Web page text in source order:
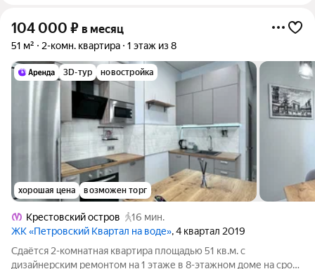
104 000 ₽ в месяц
51 м² 2-комн. квартира 1 этаж из 8
3D-тур новостройка
хорошая цена возможен торг
Крестовский остров
16 мин.
ЖК «Петровский Квартал на воде», 4 квартал 2019
Сдаётся 2-комнатная квартира площадью 51 кв.м. с
дизайнерским ремонтом на 1 этаже в 8-этажном доме на срок